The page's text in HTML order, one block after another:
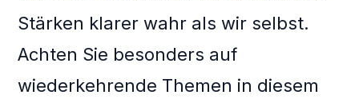
Stärken klarer wahr als wir selbst.
Achten Sie besonders auf
wiederkehrende Themen in diesem